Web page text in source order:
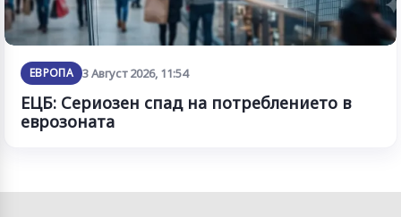
ЕВРОПА 3 Август 2026, 11:54
ЕЦБ: Сериозен спад на потреблението в
еврозоната